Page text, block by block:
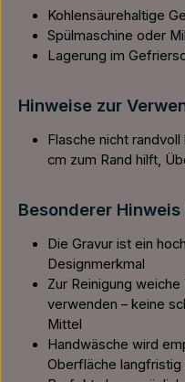
Kohlensäurehaltige
Spülmaschine oder
Lagerung im
Hinweise zur
Flasche nicht
cm zum Rand hilft,
Besonderer
Die Gravur ist ein
Designmerkmal
Zur Reinigung
verwenden – keine
Mittel
Handwäsche wird
Oberfläche langfristig